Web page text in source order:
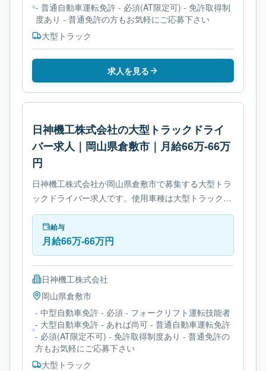
- 普通自動車運転免許 - 必須(AT限定可) - 免許取得制
度あり - 普通免許の方もお気軽にご応募下さい
大型トラック
求人を見る
日神機工株式会社の大型トラックドライ
バー求人｜岡山県倉敷市｜月給66万-66万
円
日神機工株式会社が岡山県倉敷市で募集する大型トラ
ックドライバー求人です。使用車種は大型トラックで
す。勤務時間は- 休憩時間: 60分です。必要免許は- 中
型自動車免許です。
給与
月給66万-66万円
日神機工株式会社
岡山県倉敷市
- 中型自動車免許 - 必須 - フォークリフト運転技能者
- 大型自動車免許 - あれば尚可 - 普通自動車運転免許
- 必須(AT限定不可) - 免許取得制度あり - 普通免許の
方もお気軽にご応募下さい
大型トラック